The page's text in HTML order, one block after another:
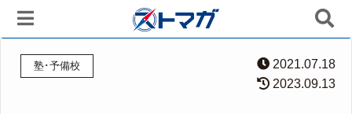
塾･予備校
2021.07.18
2023.09.13